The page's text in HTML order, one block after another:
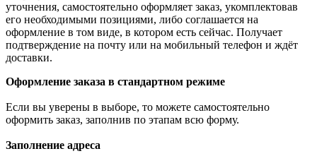
уточнения, самостоятельно оформляет заказ, укомплектовав
его необходимыми позициями, либо соглашается на
оформление в том виде, в котором есть сейчас. Получает
подтверждение на почту или на мобильный телефон и ждёт
доставки.
Оформление заказа в стандартном режиме
Если вы уверены в выборе, то можете самостоятельно
оформить заказ, заполнив по этапам всю форму.
Заполнение адреса